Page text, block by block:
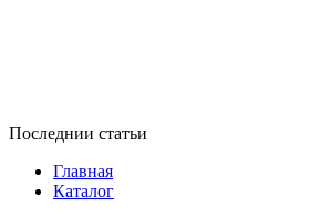
Последнии статьи
Главная
Каталог